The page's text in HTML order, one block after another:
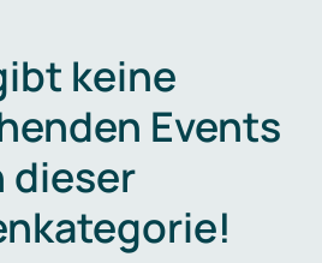
keine
Events
dieser